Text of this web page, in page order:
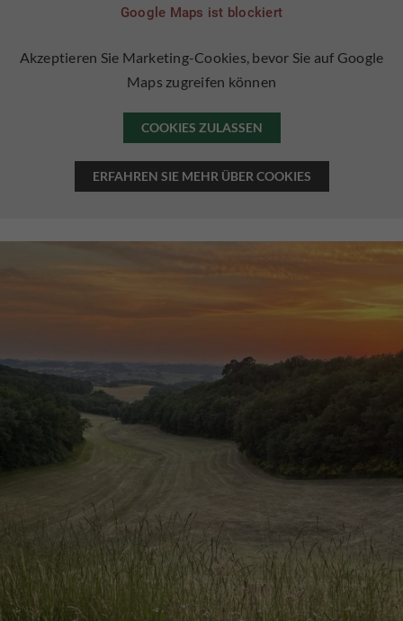
Google Maps ist blockiert
Akzeptieren Sie Marketing-Cookies, bevor Sie auf Google
Maps zugreifen können
COOKIES ZULASSEN
ERFAHREN SIE MEHR ÜBER COOKIES